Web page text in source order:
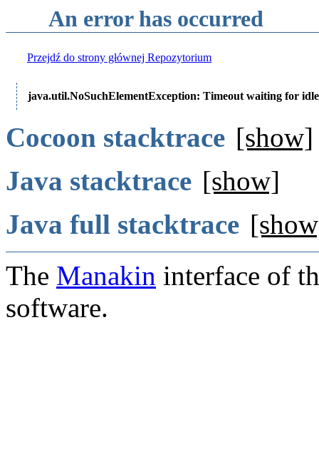
An error has occurred
Przejdź do strony głównej Repozytorium
java.util.NoSuchElementException: Timeout waiting for
Cocoon stacktrace [show]
Java stacktrace [show]
Java full stacktrace
The Manakin interface of
software.